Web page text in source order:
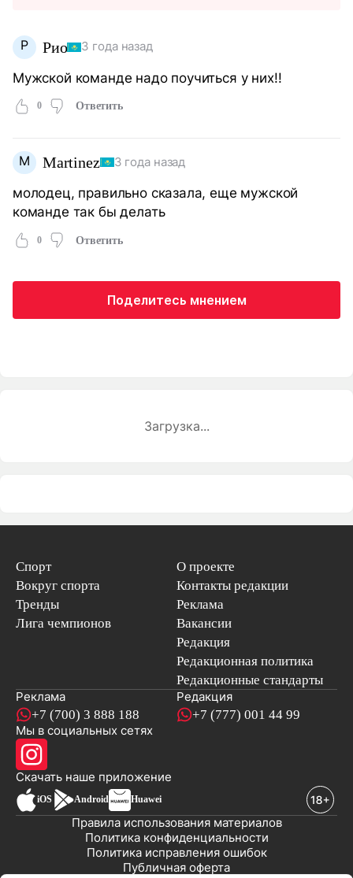
Р Рио 3 года назад
Мужской команде надо поучиться у них!!
0 Ответить
M Martinez 3 года назад
молодец, правильно сказала, еще мужской
команде так бы делать
0 Ответить
Поделитесь мнением
Загрузка...
Спорт
Вокруг спорта
Тренды
Лига чемпионов
О проекте
Контакты редакции
Реклама
Вакансии
Редакция
Редакционная политика
Редакционные стандарты
Реклама
+7 (700) 3 888 188
Редакция
+7 (777) 001 44 99
Мы в социальных сетях
Скачать наше приложениеновостей
iOS Android Huawei
Публичная оферта
Политика исправления ошибок
Политика конфиденциальности
Правила использования материалов